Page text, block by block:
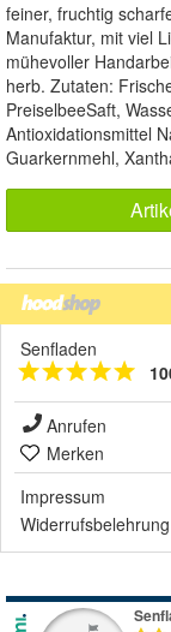
feiner, fruchtig
Manufaktur, mit viel
mühevoller
herb. Zutaten:
PreiselbeeSaft,
Antioxidationsmittel
Guarkernmehl,
Senfladen
Anrufen
Merken
Impressum
Widerrufsbelehrung